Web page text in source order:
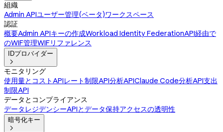
組織
Admin APIユーザー管理(ベータ)ワークスペース
認証
概要Admin APIキーの作成Workload Identity FederationAPI経由で
のWIF管理WIFリファレンス
IDプロバイダー

モニタリング
使用量とコストAPIレート制限API分析APIClaude Code分析API支出
制限API
データとコンプライアンス
データレジデンシーAPIとデータ保持アクセスの透明性
暗号化キー
